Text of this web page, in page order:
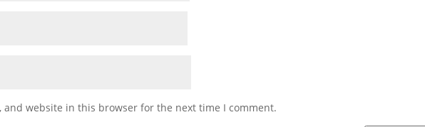
and website in this browser for the next time I comment.